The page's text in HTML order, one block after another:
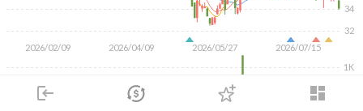
login dashboard
市場 登入
2026/02/09 2026/04/09 2026/05/27 2026/07/15
32
34
1K